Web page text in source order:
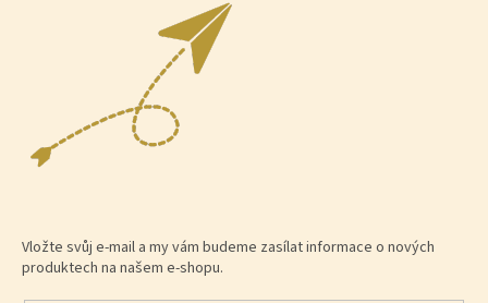
Vložte svůj e-mail a my vám budeme zasílat informace o nových
produktech na našem e-shopu.